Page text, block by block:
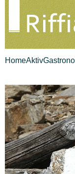
HomeAktiv